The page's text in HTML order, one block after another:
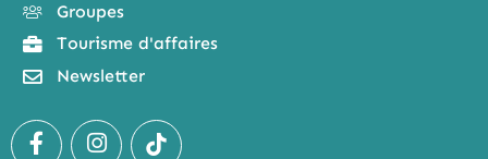
Groupes
Tourisme d'affaires
Newsletter